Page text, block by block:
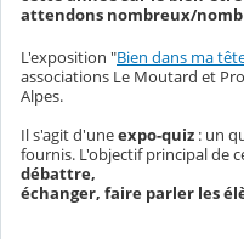
attendons nombreux/
L'exposition "Bien dans ma
associations Le Moutard et
Alpes.
Il s'agit d'uneexpo-quiz : un
fournis. L'objectif principal de
débattre,
échanger, faire parler les